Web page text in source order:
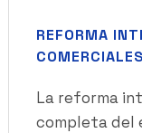
REFORMA
La reforma
completa del